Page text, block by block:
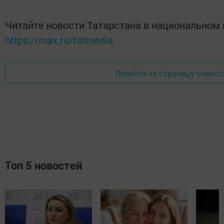
Читайте новости Татарстана в
https://max.ru/tatmedia
Перейти на страницу
Топ 5 новостей